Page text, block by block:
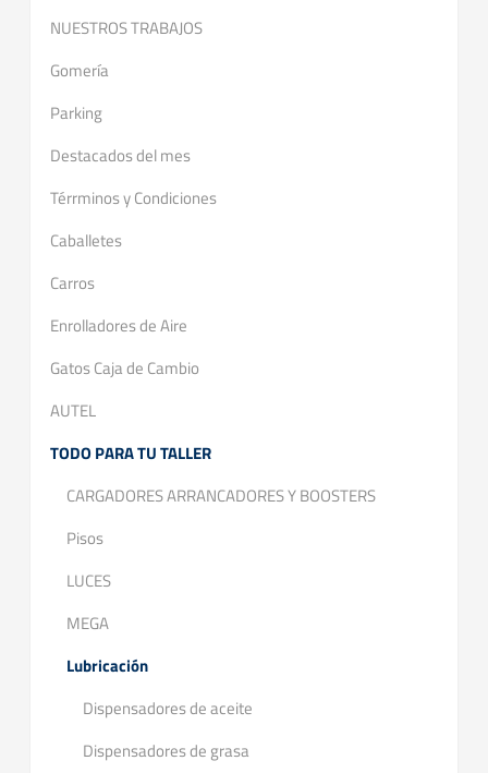
NUESTROS TRABAJOS
Gomería
Parking
Destacados del mes
Térrminos y Condiciones
Caballetes
Carros
Enrolladores de Aire
Gatos Caja de Cambio
AUTEL
TODO PARA TU TALLER
CARGADORES ARRANCADORES Y BOOSTERS
Pisos
LUCES
MEGA
Lubricación
Dispensadores de aceite
Dispensadores de grasa